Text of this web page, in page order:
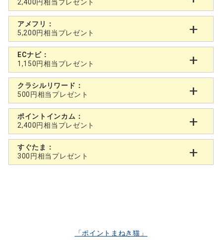
2,400円相当プレゼント
アメフリ：
5,200円相当プレゼント
ECナビ：
1,150円相当プレゼント
クラシルリワード：
500円相当プレゼント
ポイントインカム：
2,400円相当プレゼント
すぐたま：
300円相当プレゼント
「ポイントまねき猫」